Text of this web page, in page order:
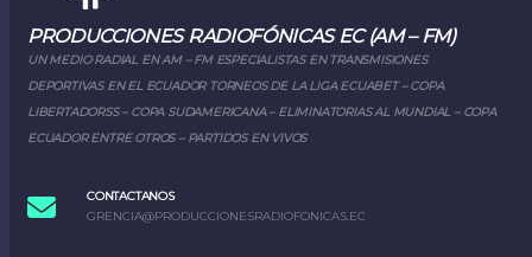
PRODUCCIONES RADIOFÓNICAS EC (AM – FM)
UN MEDIO RADIAL EN AM – FM ESPECIALISTAS EN TRANSMISIONES
DEPORTIVAS EN EL ECUADOR TORNEOS DE LA LIGA ECUABET – COPA
LIBERTADORSS – COPA SUDAMERICANA – ELIMINATORIAS AL MUNDIAL – COPA
ECUADOR ENTRE OTROS – PARTIDOS EN VIVOS
CONTACTANOS
GRENCIA@PRODUCCIONESRADIOFONICAS.EC